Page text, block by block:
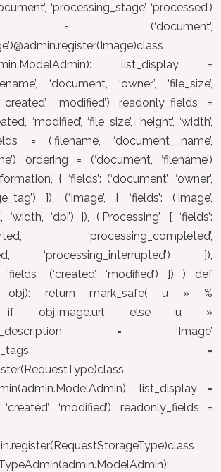
‘processing_stage’, ‘processed’)
= (‘document’,
list_display =
‘document’, ‘owner’, ‘file_size’,
‘created’, ‘modified’) readonly_fields =
‘modified’, ‘file_size’, ‘height’, ‘width’,
= (‘filename’, ‘document__name’,
ordering = (‘document’, ‘filename’)
{ ‘fields’: (‘document’, ‘owner’,
}), (‘Image’, { ‘fields’: (‘image’,
‘width’, ‘dpi’) }), (‘Processing’, { ‘fields’:
‘processing_completed’,
‘processing_interrupted’) }),
‘fields’: (‘created’, ‘modified’) }) ) def
obj): return mark_safe( u » %
if obj.image.url else u »
= ‘Image’
=
(RequestType)class
list_display =
‘created’, ‘modified’) readonly_fields =